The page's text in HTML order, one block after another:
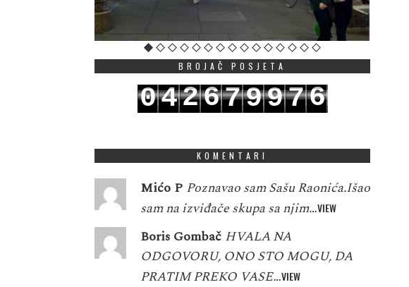
BROJAČ POSJETA
042679976
KOMENTARI
Mićo P Poznavao sam Sašu Raonića.Išao
sam na izviđače skupa sa njim…VIEW
Boris Gombač HVALA NA
ODGOVORU, ONO STO MOGU, DA
PRATIM PREKO VASE…VIEW